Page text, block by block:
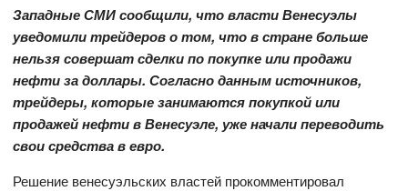
Западные СМИ сообщили, что власти Венесуэлы
уведомили трейдеров о том, что в стране больше
нельзя совершат сделки по покупке или продажи
нефти за доллары. Согласно данным источников,
трейдеры, которые занимаются покупкой или
продажей нефти в Венесуэле, уже начали переводить
свои средства в евро.
Решение венесуэльских властей прокомментировал